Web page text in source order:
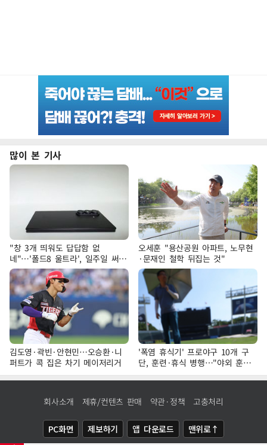
많이 본 기사
"창 3개 띄워도 답답함 없
네"…'폴드8 울트라', 일주일 써보
니
오세훈 "용산공원 아파트, 노무현
·문재인 철학 뒤집는 것"
김도영·곽빈·안현민…오승환·니
퍼트가 콕 집은 차기 메이저리거
'폭염 휴식기' 프로야구 10개 구
단, 훈련·휴식 병행…"야외 훈련
해도 안전 최우선"
회사소개 제휴/컨텐츠 판매 약관·정책 고충처리
PC화면 제보하기 앱 다운로드 맨위로↑